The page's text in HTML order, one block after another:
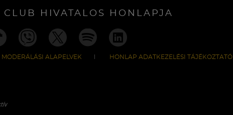
HIVATALOS HONLAPJA
MODERÁLÁSI ALAPELVEK HONLAP ADATKEZELÉSI TÁJÉKOZTATÓ